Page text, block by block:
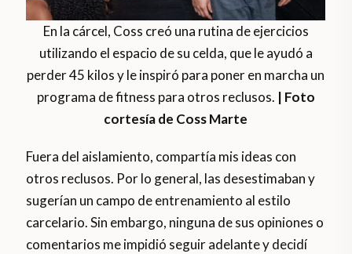
En la cárcel, Coss creó una rutina de ejercicios
utilizando el espacio de su celda, que le ayudó a
perder 45 kilos y le inspiró para poner en marcha un
programa de fitness para otros reclusos. | Foto
cortesía de Coss Marte
Fuera del aislamiento, compartía mis ideas con
otros reclusos. Por lo general, las desestimaban y
sugerían un campo de entrenamiento al estilo
carcelario. Sin embargo, ninguna de sus opiniones o
comentarios me impidió seguir adelante y decidí